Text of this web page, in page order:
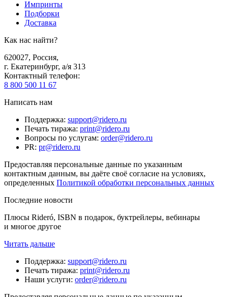
Импринты
Подборки
Доставка
Как нас найти?
620027, Россия,
г. Екатеринбург, а/я 313
Контактный телефон:
8 800 500 11 67
Написать нам
Поддержка: support@ridero.ru
Печать тиража: print@ridero.ru
Вопросы по услугам: order@ridero.ru
PR: pr@ridero.ru
Предоставляя персональные данные по указанным
контактным данным, вы даёте своё согласие на условиях,
определенных Политикой обработки персональных данных
Последние новости
Плюсы Rideró, ISBN в подарок, буктрейлеры, вебинары
и многое другое
Читать дальше
Поддержка: support@ridero.ru
Печать тиража: print@ridero.ru
Наши услуги: order@ridero.ru